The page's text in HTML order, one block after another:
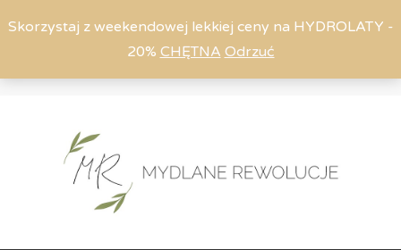
Skorzystaj z weekendowej lekkiej ceny na HYDROLATY -
20% CHĘTNA Odrzuć